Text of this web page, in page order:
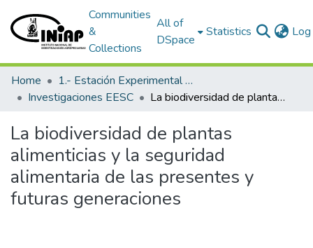
Communities
&
Collections
All of
DSpace
Statistics
Home
1.- Estación Experimental Santa Catalina
Investigaciones EESC
La biodiversidad de plantas alimenticias y la seguridad alimentaria de las presentes y futuras generaciones
La biodiversidad de plantas
alimenticias y la seguridad
alimentaria de las presentes y
futuras generaciones